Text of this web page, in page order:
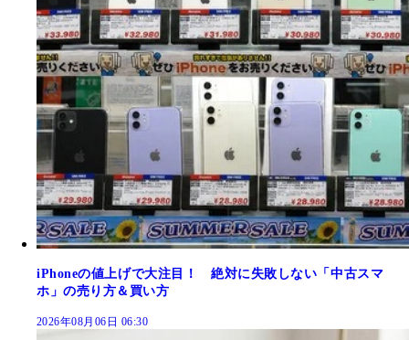
iPhoneの値上げで大注目！ 絶対に失敗しない「中古スマ
ホ」の売り方＆買い方
2026年08月06日 06:30